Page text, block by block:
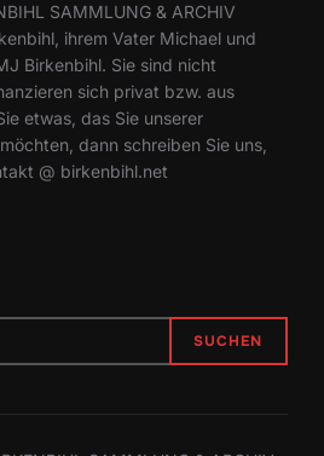
SAMMLUNG & ARCHIV
ihrem Vater Michael und
Birkenbihl. Sie sind nicht
sich privat bzw. aus
etwas, das Sie unserer
dann schreiben Sie uns,
@ birkenbihl.net
SUCHEN